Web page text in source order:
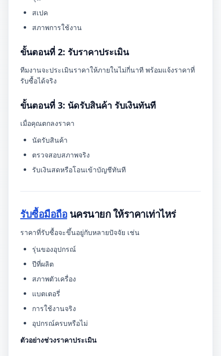
สเปค
สภาพการใช้งาน
ขั้นตอนที่ 2: รับราคาประเมิน
ทีมงานจะประเมินราคาให้ภายในไม่กี่นาที พร้อมแจ้งราคาที่
รับซื้อได้จริง
ขั้นตอนที่ 3: นัดรับสินค้า รับเงินทันที
เมื่อคุณตกลงราคา
นัดรับสินค้า
ตรวจสอบสภาพจริง
รับเงินสดหรือโอนเข้าบัญชีทันที
รับซื้อมือถือ นครนายก ให้ราคาเท่าไหร่
ราคาที่รับซื้อจะขึ้นอยู่กับหลายปัจจัย เช่น
รุ่นของอุปกรณ์
ปีที่ผลิต
สภาพตัวเครื่อง
แบตเตอรี่
การใช้งานจริง
อุปกรณ์ครบหรือไม่
ตัวอย่างช่วงราคาประเมิน